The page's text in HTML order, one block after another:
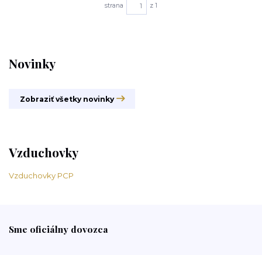
Novinky
Zobraziť všetky novinky
Vzduchovky
Vzduchovky PCP
strana z 1
Sme oficiálny dovozca